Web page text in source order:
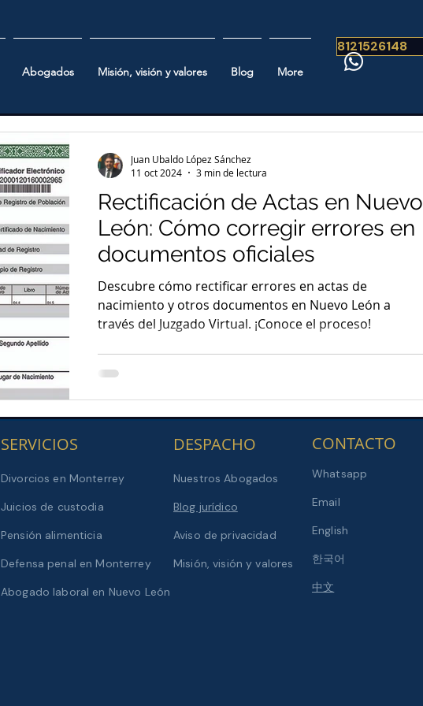
Abogados Misión, visión y valores Blog More
8121526148
Rectificación de Actas en Nuevo
León: Cómo corregir errores en
documentos oficiales
Descubre cómo rectificar errores en actas de
nacimiento y otros documentos en Nuevo León a
través del Juzgado Virtual. ¡Conoce el proceso!
Juan Ubaldo López Sánchez
11 oct 2024
3 min de lectura
SERVICIOS
Divorcios en Monterrey
Juicios de custodia
Pensión alimenticia
Defensa penal en Monterrey
Abogado laboral en Nuevo León
DESPACHO
Nuestros Abogados
Blog jurídico
Aviso de privacidad
Misión, visión y valores
CONTACTO
Whatsapp
Email
English
한국어
​中文